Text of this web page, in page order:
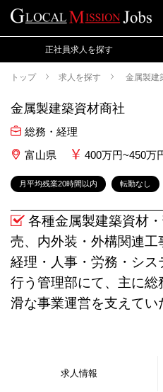
正社員求人を探す
トップ 求人を探す 金属製建
金属製建築資材商社
総務・経理
富山県
400万円~450万
月平均残業20時間以内 転勤なし
各種金属製建築資材
売、内外装・外構関連工
経理・人事・労務・シ
行う管理部にて、主に総
滑な事業運営を支えてい
求人情報